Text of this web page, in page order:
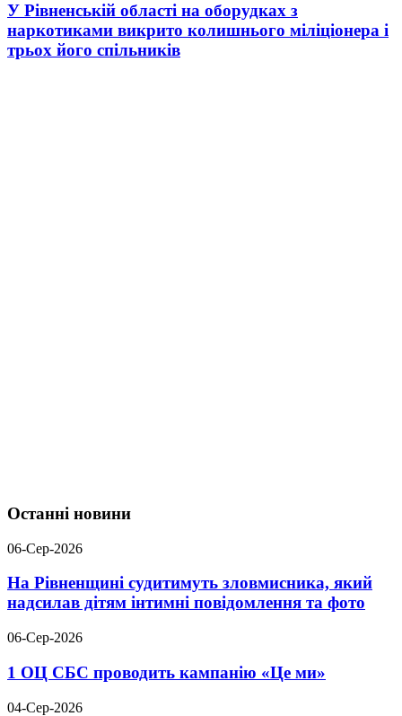
У Рівненській області на оборудках з
наркотиками викрито колишнього міліціонера і
трьох його спільників
Останні новини
06-Сер-2026
На Рівненщині судитимуть зловмисника, який
надсилав дітям інтимні повідомлення та фото
06-Сер-2026
1 ОЦ СБС проводить кампанію «Це ми»
04-Сер-2026